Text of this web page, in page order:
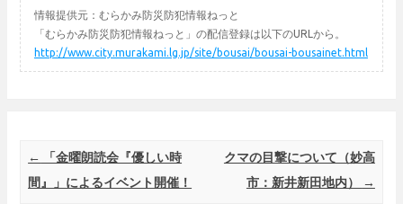
情報提供元：むらかみ防災防犯情報ねっと
「むらかみ防災防犯情報ねっと」の配信登録は以下のURLから。
http://www.city.murakami.lg.jp/site/bousai/bousai-bousainet.html
Post navigation
←
「金曜朗読会『優しい時
間』」によるイベント開催！
クマの目撃について（妙高
市：新井新田地内）
→